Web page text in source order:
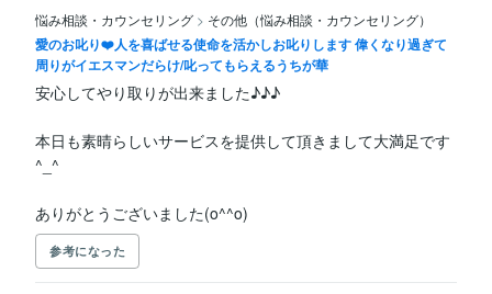
悩み相談・カウンセリング > その他（悩み相談・カウンセリング）
愛のお叱り❤️人を喜ばせる使命を活かしお叱りします 偉くなり過ぎて
周りがイエスマンだらけ/叱ってもらえるうちが華
安心してやり取りが出来ました♪♪♪
本日も素晴らしいサービスを提供して頂きまして大満足です
^_^
ありがとうございました(o^^o)
参考になった